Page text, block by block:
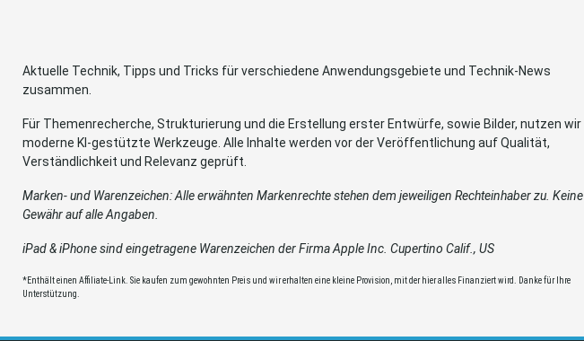
Aktuelle Technik, Tipps und Tricks für verschiedene Anwendungsgebiete und Technik-News
zusammen.
Für Themenrecherche, Strukturierung und die Erstellung erster Entwürfe, sowie Bilder, nutzen wir
moderne KI-gestützte Werkzeuge. Alle Inhalte werden vor der Veröffentlichung auf Qualität,
Verständlichkeit und Relevanz geprüft.
Marken- und Warenzeichen: Alle erwähnten Markenrechte stehen dem jeweiligen Rechteinhaber zu. Keine
Gewähr auf alle Angaben.
iPad & iPhone sind eingetragene Warenzeichen der Firma Apple Inc. Cupertino Calif., US
*Enthält einen Affiliate-Link. Sie kaufen zum gewohnten Preis und wir erhalten eine kleine Provision, mit der hier alles Finanziert wird. Danke für Ihre
Unterstützung.